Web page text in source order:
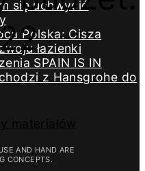
się uchwycić
Polska: Cisza
łazienki
SPAIN IS IN
z Hansgrohe do
AND HAND ARE
CONCEPTS.